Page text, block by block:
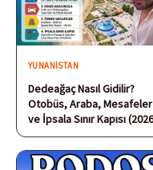
YUNANISTAN
Dedeağaç Nasıl Gidilir?
Otobüs, Araba, Mesafeler
ve İpsala Sınır Kapısı